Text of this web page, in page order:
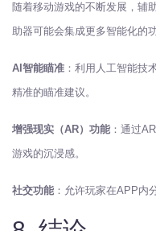
随着移动游戏的不断发展，辅
助器可能会集成更多智能化的
AI智能瞄准 ：利用人工智能技
精准的瞄准建议。
增强现实（AR）功能 ：通过
游戏的沉浸感。
社交功能 ：允许玩家在APP内